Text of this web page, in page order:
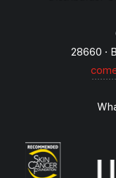
28660 ·